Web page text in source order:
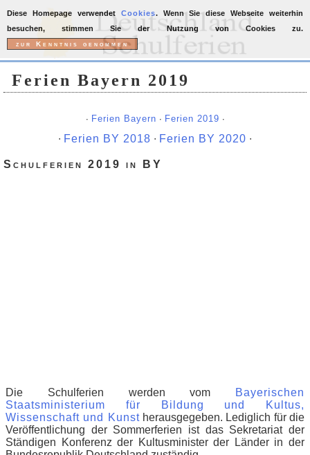
Ferien Bayern 2019
∙ Ferien Bayern ∙ Ferien 2019 ∙
∙ Ferien BY 2018 ∙ Ferien BY 2020 ∙
Schulferien 2019 in BY
Die Schulferien werden vom
Bayerischen
Staatsministerium für Bildung und Kultus,
Wissenschaft und Kunstherausgegeben. Lediglich für die
Veröffentlichung der Sommerferien ist das Sekretariat der
Ständigen Konferenz der Kultusminister der Länder in der
Diese Homepage verwendet Cookies. Wenn Sie diese Webseite weiterhin
besuchen, stimmen Sie der Nutzung von Cookies zu.